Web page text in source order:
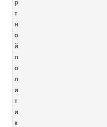
р
т
н
о
й
п
о
л
и
т
и
к